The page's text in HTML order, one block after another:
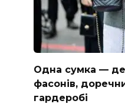
Одна сумка —
фасонів,
гардеробі